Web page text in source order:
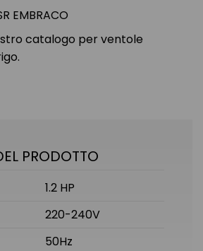
EMBRACO
catalogo per ventole
PRODOTTO
1.2 HP
220-240V
50Hz